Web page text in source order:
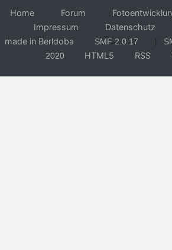
Home Forum
Impressum
Datenschutz
made in Berldoba SMF 2.0.17
2020
HTML5 RSS